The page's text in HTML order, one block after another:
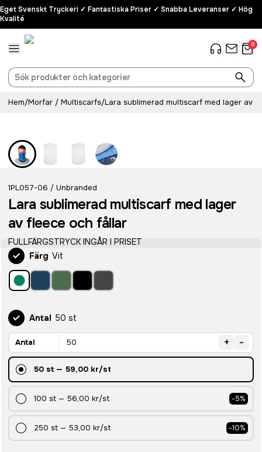
Eget Svenskt Tryckeri ✓ Fantastiska Priser ✓ Snabba Leveranser ✓ Hög
Kvalité
0
Hem/Morfar / Multiscarfs/Lara sublimerad multiscarf med lager av
1PL057-06 / Unbranded
Lara sublimerad multiscarf med lager
av fleece och fållar
FULLFÄRGSTRYCK INGÅR I PRISET
Färg Vit
Antal 50 st
Antal + -
50 st— 59,00 kr/st
100 st — 56,00 kr/st -5%
250 st — 53,00 kr/st -10%